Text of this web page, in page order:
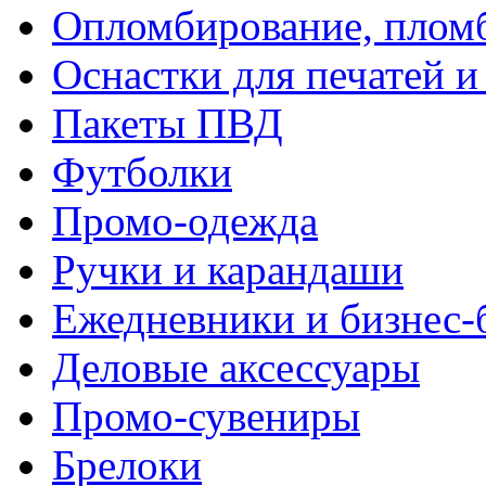
Опломбирование,
Оснастки для печатей
Пакеты ПВД
Футболки
Промо-одежда
Ручки и карандаши
Ежедневники и
Деловые аксессуары
Промо-сувениры
Брелоки